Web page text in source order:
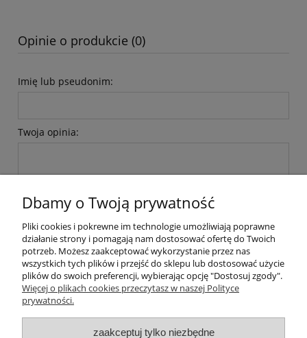
Opinie o produkcie (0)
Imię lub pseudonim:
Twoja opinia:
wyślij
Pomoc
Moje konto
Dbamy o Twoją prywatność
Pliki cookies i pokrewne im technologie umożliwiają poprawne
działanie strony i pomagają nam dostosować ofertę do Twoich
potrzeb. Możesz zaakceptować wykorzystanie przez nas
wszystkich tych plików i przejść do sklepu lub dostosować użycie
plików do swoich preferencji, wybierając opcję "Dostosuj zgody".
Więcej o plikach cookies przeczytasz w naszej Polityce
prywatności.
zaakceptuj tylko niezbędne